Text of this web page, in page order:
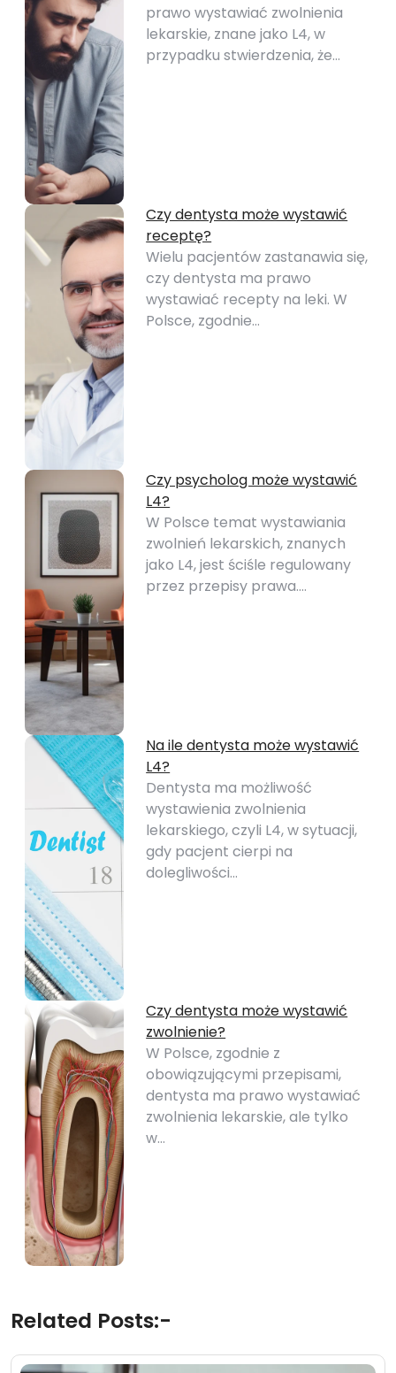
prawo wystawiać zwolnienia
lekarskie, znane jako L4, w
przypadku stwierdzenia, że…
Czy dentysta może wystawić
receptę?
Wielu pacjentów zastanawia się,
czy dentysta ma prawo
wystawiać recepty na leki. W
Polsce, zgodnie…
Czy psycholog może wystawić
L4?
W Polsce temat wystawiania
zwolnień lekarskich, znanych
jako L4, jest ściśle regulowany
przez przepisy prawa.…
Na ile dentysta może wystawić
L4?
Dentysta ma możliwość
wystawienia zwolnienia
lekarskiego, czyli L4, w sytuacji,
gdy pacjent cierpi na
dolegliwości…
Czy dentysta może wystawić
zwolnienie?
W Polsce, zgodnie z
obowiązującymi przepisami,
dentysta ma prawo wystawiać
zwolnienia lekarskie, ale tylko
w…
Related Posts:-